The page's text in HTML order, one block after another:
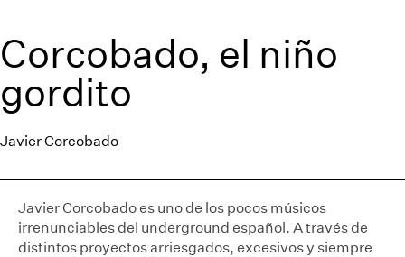
Corcobado, el niño
gordito
Javier Corcobado
Javier Corcobado es uno de los pocos músicos
irrenunciables del underground español. A través de
distintos proyectos arriesgados, excesivos y siempre